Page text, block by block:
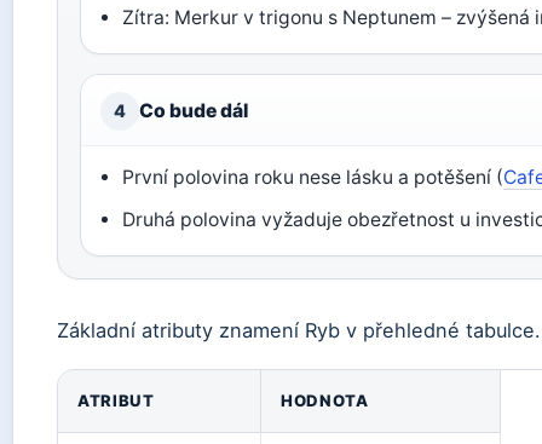
Zítra: Merkur v trigonu s Neptunem – zvýšená
4 Co bude dál
První polovina roku nese lásku a potěšení (
Druhá polovina vyžaduje obezřetnost u
Základní atributy znamení Ryb v přehledné tabulce.
ATRIBUT HODNOTA